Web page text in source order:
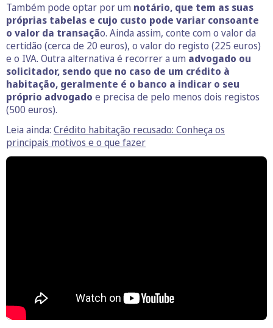
Também pode optar por um notário, que tem as suas
próprias tabelas e cujo custo pode variar consoante
o valor da transação. Ainda assim, conte com o valor da
certidão (cerca de 20 euros), o valor do registo (225 euros)
e o IVA. Outra alternativa é recorrer a um advogado ou
solicitador, sendo que no caso de um crédito à
habitação, geralmente é o banco a indicar o seu
próprio advogado e precisa de pelo menos dois registos
(500 euros).
Leia ainda: Crédito habitação recusado: Conheça os
principais motivos e o que fazer